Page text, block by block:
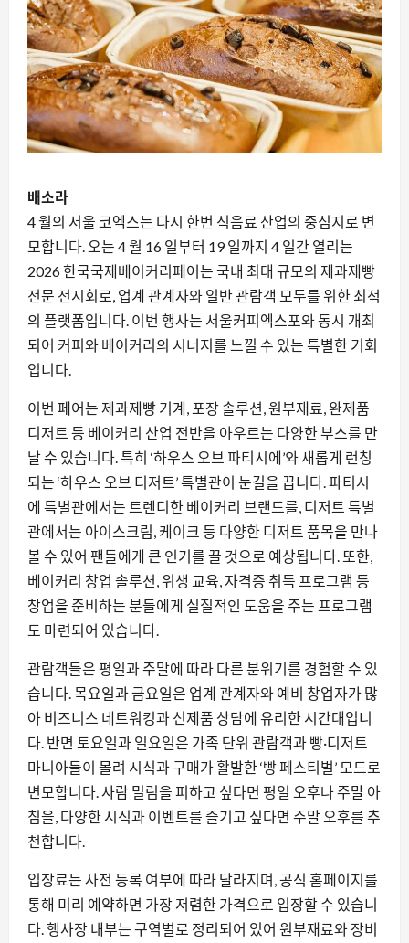
배소라
4 월의 서울 코엑스는 다시 한번 식음료 산업의 중심지로 변
모합니다. 오는 4 월 16 일부터 19 일까지 4 일간 열리는
2026 한국국제베이커리페어는 국내 최대 규모의 제과제빵
전문 전시회로, 업계 관계자와 일반 관람객 모두를 위한 최적
의 플랫폼입니다. 이번 행사는 서울커피엑스포와 동시 개최
되어 커피와 베이커리의 시너지를 느낄 수 있는 특별한 기회
입니다.
이번 페어는 제과제빵 기계, 포장 솔루션, 원부재료, 완제품
디저트 등 베이커리 산업 전반을 아우르는 다양한 부스를 만
날 수 있습니다. 특히 ‘하우스 오브 파티시에’와 새롭게 런칭
되는 ‘하우스 오브 디저트’ 특별관이 눈길을 끕니다. 파티시
에 특별관에서는 트렌디한 베이커리 브랜드를, 디저트 특별
관에서는 아이스크림, 케이크 등 다양한 디저트 품목을 만나
볼 수 있어 팬들에게 큰 인기를 끌 것으로 예상됩니다. 또한,
베이커리 창업 솔루션, 위생 교육, 자격증 취득 프로그램 등
창업을 준비하는 분들에게 실질적인 도움을 주는 프로그램
도 마련되어 있습니다.
관람객들은 평일과 주말에 따라 다른 분위기를 경험할 수 있
습니다. 목요일과 금요일은 업계 관계자와 예비 창업자가 많
아 비즈니스 네트워킹과 신제품 상담에 유리한 시간대입니
다. 반면 토요일과 일요일은 가족 단위 관람객과 빵·디저트
마니아들이 몰려 시식과 구매가 활발한 ‘빵 페스티벌’ 모드로
변모합니다. 사람 밀림을 피하고 싶다면 평일 오후나 주말 아
침을, 다양한 시식과 이벤트를 즐기고 싶다면 주말 오후를 추
천합니다.
입장료는 사전 등록 여부에 따라 달라지며, 공식 홈페이지를
통해 미리 예약하면 가장 저렴한 가격으로 입장할 수 있습니
다. 행사장 내부는 구역별로 정리되어 있어 원부재료와 장비